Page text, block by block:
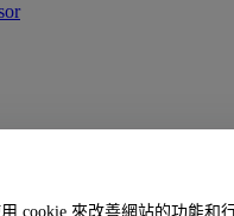
cookie 來改善網站的功能和